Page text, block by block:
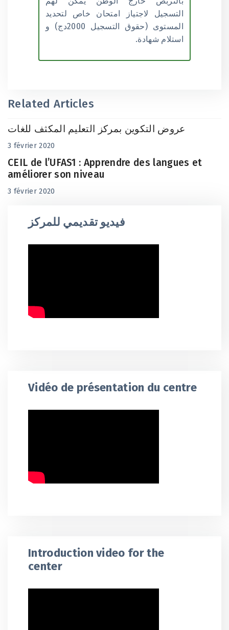
التسجيل لاجتياز امتحان خاص لتحديد
المستوى (حقوق التسجيل 2000دج) و
استلام شهادة.
Related Articles
عروض التكوين بمركز التعليم المكثف للغات
3 février 2020
CEIL de l’UFAS1 : Apprendre des langues et
améliorer son niveau
3 février 2020
فيديو تقديمي للمركز
Vidéo de présentation du centre
Introduction video for the
center